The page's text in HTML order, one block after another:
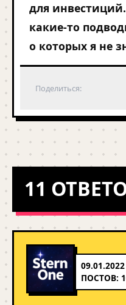
для
какие-то
о которых я не
Поделиться:
11
09.01.2022
ПОСТОВ: